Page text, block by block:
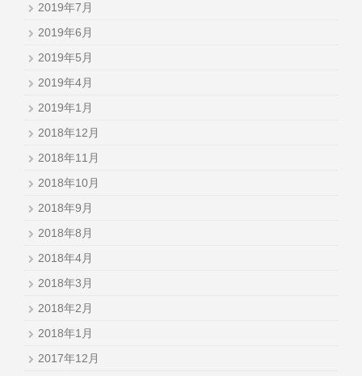
2019年7月
2019年6月
2019年5月
2019年4月
2019年1月
2018年12月
2018年11月
2018年10月
2018年9月
2018年8月
2018年4月
2018年3月
2018年2月
2018年1月
2017年12月